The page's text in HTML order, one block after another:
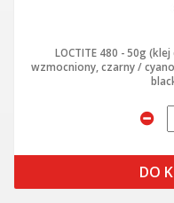
LOCTITE 480 - 50g
wzmocniony, czarny /
DO